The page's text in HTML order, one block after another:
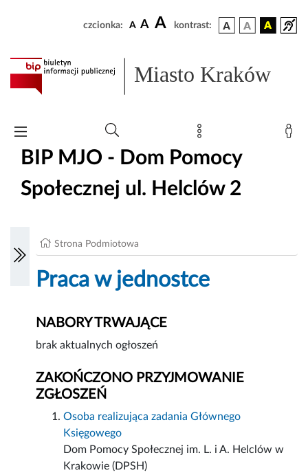
czcionka: A A A kontrast:
Miasto Kraków
BIP MJO - Dom Pomocy
Społecznej ul. Helclów 2
Strona Podmiotowa
Praca w jednostce
NABORY TRWAJĄCE
brak aktualnych ogłoszeń
ZAKOŃCZONO PRZYJMOWANIE
ZGŁOSZEŃ
Osoba realizująca zadania Głównego
Księgowego
Dom Pomocy Społecznej im. L. i A. Helclów w
Krakowie (DPSH)